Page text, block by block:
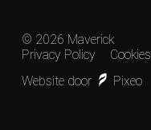
© 2026 Maverick
Privacy Policy
Cookies
Website door
Pixeo